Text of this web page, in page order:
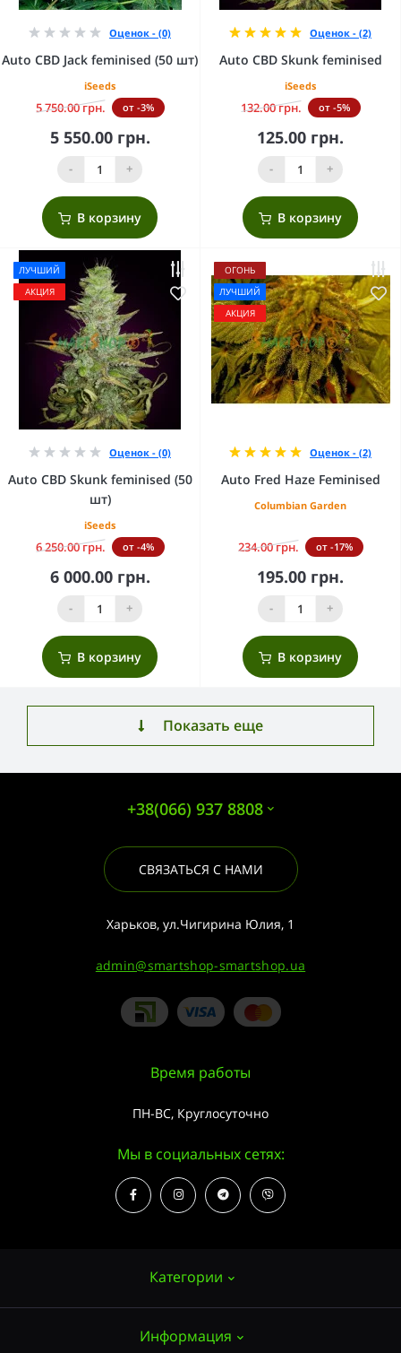
Оценок - (0)
Auto CBD Jack feminised (50 шт)
iSeeds
5 750.00 грн. от -3%
5 550.00 грн.
- +
В корзину
Оценок - (2)
Auto CBD Skunk feminised
iSeeds
132.00 грн. от -5%
125.00 грн.
- +
В корзину
ЛУЧШИЙ
АКЦИЯ
Оценок - (0)
Auto CBD Skunk feminised (50
шт)
iSeeds
6 250.00 грн. от -4%
6 000.00 грн.
- +
В корзину
ОГОНЬ
ЛУЧШИЙ
АКЦИЯ
Оценок - (2)
Auto Fred Haze Feminised
Columbian Garden
234.00 грн. от -17%
195.00 грн.
- +
В корзину
Показать еще
+38(066) 937 8808
СВЯЗАТЬСЯ С НАМИ
Харьков, ул.Чигирина Юлия, 1
admin@smartshop-smartshop.ua
Категории
Информация
Время работы
ПН-ВС, Круглосуточно
Мы в социальных сетях: